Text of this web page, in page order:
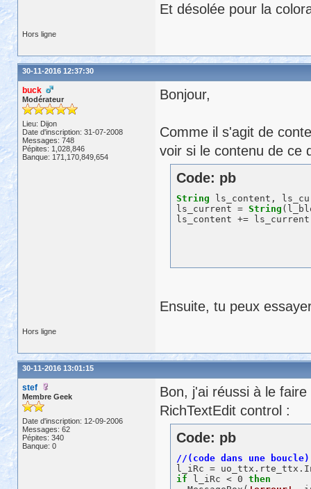
Et désolée pour la
Hors ligne
30-11-2016 12:37:30
buck
Modérateur
Lieu: Dijon
Date d'inscription: 31-07-2008
Messages: 748
Pépites: 1,028,846
Banque: 171,170,849,654
Bonjour,
Comme il s'agit de
voir si le contenu de ce
Code: pb
String ls_content,
ls_current = String
Ensuite, tu peux
Hors ligne
30-11-2016 13:01:15
stef
Membre Geek
Date d'inscription: 12-09-2006
Messages: 62
Pépites: 340
Banque: 0
Bon, j'ai réussi à le
RichTextEdit control :
Code: pb
l_iRc =
if l_iRc < 0 then